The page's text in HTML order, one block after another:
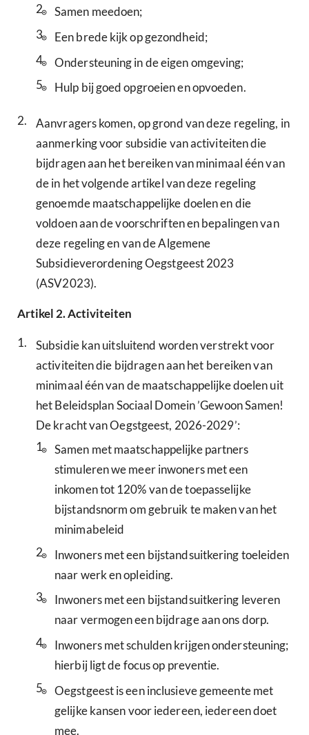
2.
Samen meedoen;
3.
Een brede kijk op gezondheid;
4.
Ondersteuning in de eigen omgeving;
5.
Hulp bij goed opgroeien en opvoeden.
2.
Aanvragers komen, op grond van deze regeling, in
aanmerking voor subsidie van activiteiten die
bijdragen aan het bereiken van minimaal één van
de in het volgende artikel van deze regeling
genoemde maatschappelijke doelen en die
voldoen aan de voorschriften en bepalingen van
deze regeling en van de Algemene
Subsidieverordening Oegstgeest 2023
(ASV2023).
Artikel 2.Activiteiten
1.
Subsidie kan uitsluitend worden verstrekt voor
activiteiten die bijdragen aan het bereiken van
minimaal één van de maatschappelijke doelen uit
het Beleidsplan Sociaal Domein ’Gewoon Samen!
De kracht van Oegstgeest, 2026-2029’:
1.
Samen met maatschappelijke partners
stimuleren we meer inwoners met een
inkomen tot 120% van de toepasselijke
bijstandsnorm om gebruik te maken van het
minimabeleid
2.
Inwoners met een bijstandsuitkering toeleiden
naar werk en opleiding.
3.
Inwoners met een bijstandsuitkering leveren
naar vermogen een bijdrage aan ons dorp.
4.
Inwoners met schulden krijgen ondersteuning;
hierbij ligt de focus op preventie.
5.
Oegstgeest is een inclusieve gemeente met
gelijke kansen voor iedereen, iedereen doet
mee.